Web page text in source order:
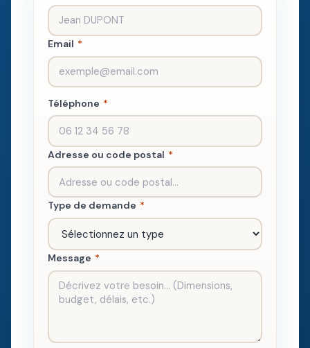
Email *
Téléphone *
Adresse ou code postal *
Type de demande *
Message *